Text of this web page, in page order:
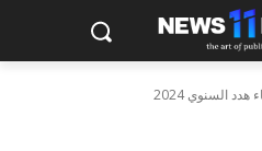
السنوي 2024